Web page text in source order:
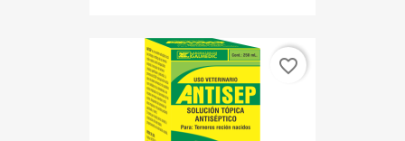
favorite_border